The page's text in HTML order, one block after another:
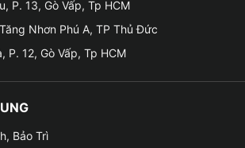
P. 13, Gò Vấp, Tp HCM
Nhơn Phú A, TP Thủ Đức
P. 12, Gò Vấp, Tp HCM
Bảo Trì